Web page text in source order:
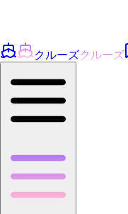
クルーズクルーズ